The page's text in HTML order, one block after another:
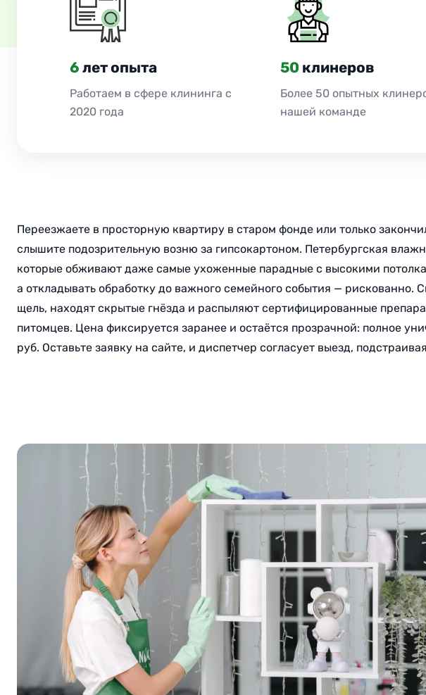
6 лет опыта
Работаем в сфере клининга с
2020 года
50 клинеров
Более 50 опытных
нашей команде
Переезжаете в просторную квартиру в старом фонде или только
слышите подозрительную возню за гипсокартоном. Петербургская
которые обживают даже самые ухоженные парадные с высокими
а откладывать обработку до важного семейного события —
щель, находят скрытые гнёзда и распыляют сертифицированные
питомцев. Цена фиксируется заранее и остаётся прозрачной: полное
руб. Оставьте заявку на сайте, и диспетчер согласует выезд,